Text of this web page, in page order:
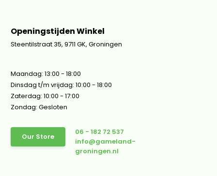
Openingstijden Winkel
Steentilstraat 35, 9711 GK, Groningen
Maandag: 13:00 - 18:00
Dinsdag t/m vrijdag: 10:00 - 18:00
Zaterdag: 10:00 - 17:00
Zondag: Gesloten
Our Store
06 - 182 72 537
info@gameland-
groningen.nl